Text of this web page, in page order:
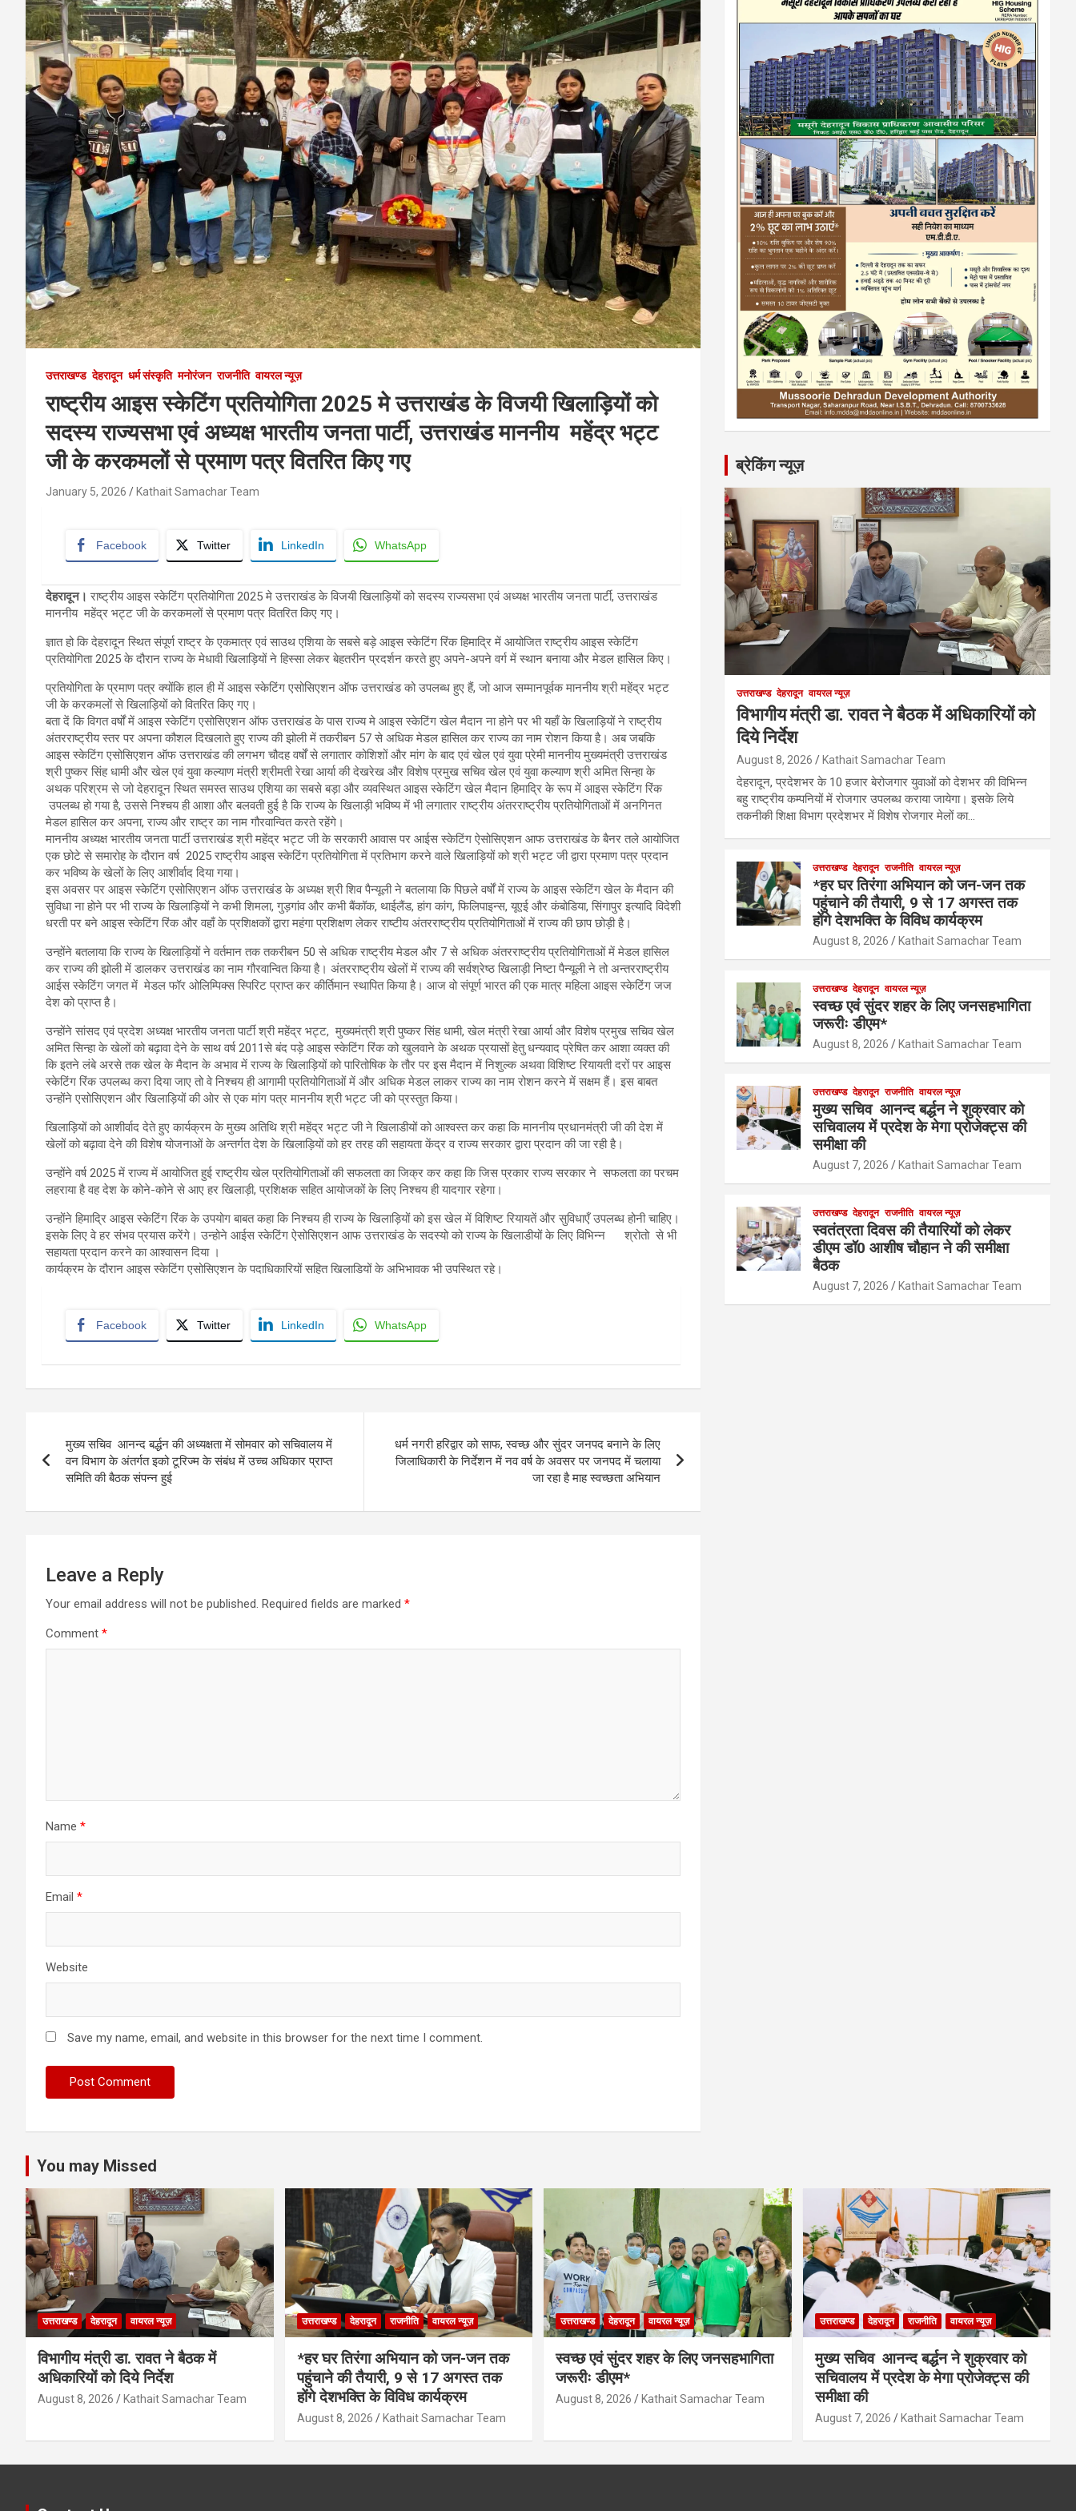
उत्तराखण्ड देहरादून धर्म संस्कृति मनोरंजन राजनीति वायरल न्यूज़
राष्ट्रीय आइस स्केटिंग प्रतियोगिता 2025 मे उत्तराखंड के विजयी खिलाड़ियों को
सदस्य राज्यसभा एवं अध्यक्ष भारतीय जनता पार्टी, उत्तराखंड माननीय महेंद्र भट्ट
जी के करकमलों से प्रमाण पत्र वितरित किए गए
January 5, 2026 Kathait Samachar Team
Facebook Twitter LinkedIn WhatsApp
देहरादून। राष्ट्रीय आइस स्केटिंग प्रतियोगिता 2025 मे उत्तराखंड के विजयी खिलाड़ियों को सदस्य राज्यसभा एवं अध्यक्ष भारतीय जनता पार्टी, उत्तराखंड
माननीय महेंद्र भट्ट जी के करकमलों से प्रमाण पत्र वितरित किए गए।
ज्ञात हो कि देहरादून स्थित संपूर्ण राष्ट्र के एकमात्र एवं साउथ एशिया के सबसे बड़े आइस स्केटिंग रिंक हिमाद्रि में आयोजित राष्ट्रीय आइस स्केटिंग
प्रतियोगिता 2025 के दौरान राज्य के मेधावी खिलाड़ियों ने हिस्सा लेकर बेहतरीन प्रदर्शन करते हुए अपने-अपने वर्ग में स्थान बनाया और मेडल हासिल किए।
प्रतियोगिता के प्रमाण पत्र क्योंकि हाल ही में आइस स्केटिंग एसोसिएशन ऑफ उत्तराखंड को उपलब्ध हुए हैं, जो आज सम्मानपूर्वक माननीय श्री महेंद्र भट्ट
जी के करकमलों से खिलाड़ियों को वितरित किए गए।
बता दें कि विगत वर्षों में आइस स्केटिंग एसोसिएशन ऑफ उत्तराखंड के पास राज्य मे आइस स्केटिंग खेल मैदान ना होने पर भी यहाँ के खिलाड़ियों ने राष्ट्रीय
अंतरराष्ट्रीय स्तर पर अपना कौशल दिखलाते हुए राज्य की झोली में तकरीबन 57 से अधिक मेडल हासिल कर राज्य का नाम रोशन किया है। अब जबकि
आइस स्केटिंग एसोसिएशन ऑफ उत्तराखंड की लगभग चौदह वर्षों से लगातार कोशिशों और मांग के बाद एवं खेल एवं युवा प्रेमी माननीय मुख्यमंत्री उत्तराखंड
श्री पुष्कर सिंह धामी और खेल एवं युवा कल्याण मंत्री श्रीमती रेखा आर्या की देखरेख और विशेष प्रमुख सचिव खेल एवं युवा कल्याण श्री अमित सिन्हा के
अथक परिश्रम से जो देहरादून स्थित समस्त साउथ एशिया का सबसे बड़ा और व्यवस्थित आइस स्केटिंग खेल मैदान हिमाद्रि के रूप में आइस स्केटिंग रिंक
उपलब्ध हो गया है, उससे निश्चय ही आशा और बलवती हुई है कि राज्य के खिलाड़ी भविष्य में भी लगातार राष्ट्रीय अंतरराष्ट्रीय प्रतियोगिताओं में अनगिनत
मेडल हासिल कर अपना, राज्य और राष्ट्र का नाम गौरवान्वित करते रहेंगे।
माननीय अध्यक्ष भारतीय जनता पार्टी उत्तराखंड श्री महेंद्र भट्ट जी के सरकारी आवास पर आईस स्केटिंग ऐसोसिएशन आफ उत्तराखंड के बैनर तले आयोजित
एक छोटे से समारोह के दौरान वर्ष 2025 राष्ट्रीय आइस स्केटिंग प्रतियोगिता में प्रतिभाग करने वाले खिलाड़ियों को श्री भट्ट जी द्वारा प्रमाण पत्र प्रदान
कर भविष्य के खेलों के लिए आशीर्वाद दिया गया।
इस अवसर पर आइस स्केटिंग एसोसिएशन ऑफ उत्तराखंड के अध्यक्ष श्री शिव पैन्यूली ने बतलाया कि पिछले वर्षों में राज्य के आइस स्केटिंग खेल के मैदान की
सुविधा ना होने पर भी राज्य के खिलाड़ियों ने कभी शिमला, गुड़गांव और कभी बैंकॉक, थाईलैंड, हांग कांग, फिलिपाइन्स, यूएई और कंबोडिया, सिंगापुर इत्यादि विदेशी
धरती पर बने आइस स्केटिंग रिंक और वहाँ के प्रशिक्षकों द्वारा महंगा प्रशिक्षण लेकर राष्टीय अंतरराष्ट्रीय प्रतियोगिताओं में राज्य की छाप छोड़ी है।
उन्होंने बतलाया कि राज्य के खिलाड़ियों ने वर्तमान तक तकरीबन 50 से अधिक राष्ट्रीय मेडल और 7 से अधिक अंतरराष्ट्रीय प्रतियोगिताओं में मेडल हासिल
कर राज्य की झोली में डालकर उत्तराखंड का नाम गौरवान्वित किया है। अंतरराष्ट्रीय खेलों में राज्य की सर्वश्रेष्ठ खिलाड़ी निष्टा पैन्यूली ने तो अन्तरराष्ट्रीय
आईस स्केटिंग जगत में मेडल फॉर ओलिम्पिक्स स्पिरिट प्राप्त कर कीर्तिमान स्थापित किया है। आज वो संपूर्ण भारत की एक मात्र महिला आइस स्केटिंग जज
देश को प्राप्त है।
उन्होंने सांसद एवं प्रदेश अध्यक्ष भारतीय जनता पार्टी श्री महेंद्र भट्ट, मुख्यमंत्री श्री पुष्कर सिंह धामी, खेल मंत्री रेखा आर्या और विशेष प्रमुख सचिव खेल
अमित सिन्हा के खेलों को बढ़ावा देने के साथ वर्ष 2011से बंद पड़े आइस स्केटिंग रिंक को खुलवाने के अथक प्रयासों हेतु धन्यवाद प्रेषित कर आशा व्यक्त की
कि इतने लंबे अरसे तक खेल के मैदान के अभाव में राज्य के खिलाड़ियों को पारितोषिक के तौर पर इस मैदान में निशुल्क अथवा विशिष्ट रियायती दरों पर आइस
स्केटिंग रिंक उपलब्ध करा दिया जाए तो वे निश्चय ही आगामी प्रतियोगिताओं में और अधिक मेडल लाकर राज्य का नाम रोशन करने में सक्षम हैं। इस बाबत
उन्होंने एसोसिएशन और खिलाड़ियों की ओर से एक मांग पत्र माननीय श्री भट्ट जी को प्रस्तुत किया।
खिलाड़ियों को आशीर्वाद देते हुए कार्यक्रम के मुख्य अतिथि श्री महेंद्र भट्ट जी ने खिलाडीयों को आश्वस्त कर कहा कि माननीय प्रधानमंत्री जी की देश में
खेलों को बढ़ावा देने की विशेष योजनाओं के अन्तर्गत देश के खिलाड़ियों को हर तरह की सहायता केंद्र व राज्य सरकार द्वारा प्रदान की जा रही है।
उन्होंने वर्ष 2025 में राज्य में आयोजित हुई राष्ट्रीय खेल प्रतियोगिताओं की सफलता का जिक्र कर कहा कि जिस प्रकार राज्य सरकार ने सफलता का परचम
लहराया है वह देश के कोने-कोने से आए हर खिलाड़ी, प्रशिक्षक सहित आयोजकों के लिए निश्चय ही यादगार रहेगा।
उन्होंने हिमाद्रि आइस स्केटिंग रिंक के उपयोग बाबत कहा कि निश्चय ही राज्य के खिलाड़ियों को इस खेल में विशिष्ट रियायतें और सुविधाएँ उपलब्ध होनी चाहिए।
इसके लिए वे हर संभव प्रयास करेंगे। उन्होने आईस स्केटिंग ऐसोसिएशन आफ उत्तराखंड के सदस्यो को राज्य के खिलाडीयों के लिए विभिन्न श्रोतो से भी
सहायता प्रदान करने का आश्वासन दिया ।
कार्यक्रम के दौरान आइस स्केटिंग एसोसिएशन के पदाधिकारियों सहित खिलाडियों के अभिभावक भी उपस्थित रहे।
Facebook Twitter LinkedIn WhatsApp
navigation
मुख्य सचिव आनन्द बर्द्धन की अध्यक्षता में सोमवार को सचिवालय में
वन विभाग के अंतर्गत इको टूरिज्म के संबंध में उच्च अधिकार प्राप्त
समिति की बैठक संपन्न हुई
धर्म नगरी हरिद्वार को साफ, स्वच्छ और सुंदर जनपद बनाने के लिए
जिलाधिकारी के निर्देशन में नव वर्ष के अवसर पर जनपद में चलाया
जा रहा है माह स्वच्छता अभियान
Leave a Reply
Your email address will not be published. Required fields are marked *
Comment *
Name *
Email *
Website
Save my name, email, and website in this browser for the next time I comment.
ब्रेकिंग न्यूज़
उत्तराखण्ड देहरादून वायरल न्यूज़
विभागीय मंत्री डा. रावत ने बैठक में अधिकारियों को
दिये निर्देश
August 8, 2026 Kathait Samachar Team
देहरादून, प्रदेशभर के 10 हजार बेरोजगार युवाओं को देशभर की विभिन्न
बहु राष्ट्रीय कम्पनियों में रोजगार उपलब्ध कराया जायेगा। इसके लिये
तकनीकी शिक्षा विभाग प्रदेशभर में विशेष रोजगार मेलों का…
उत्तराखण्ड देहरादून राजनीति वायरल न्यूज़
*हर घर तिरंगा अभियान को जन-जन तक
पहुंचाने की तैयारी, 9 से 17 अगस्त तक
होंगे देशभक्ति के विविध कार्यक्रम
August 8, 2026 Kathait Samachar Team
उत्तराखण्ड देहरादून वायरल न्यूज़
स्वच्छ एवं सुंदर शहर के लिए जनसहभागिता
जरूरीः डीएम*
August 8, 2026 Kathait Samachar Team
उत्तराखण्ड देहरादून राजनीति वायरल न्यूज़
मुख्य सचिव आनन्द बर्द्धन ने शुक्रवार को
सचिवालय में प्रदेश के मेगा प्रोजेक्ट्स की
समीक्षा की
August 7, 2026 Kathait Samachar Team
उत्तराखण्ड देहरादून राजनीति वायरल न्यूज़
स्वतंत्रता दिवस की तैयारियों को लेकर
डीएम डॉ0 आशीष चौहान ने की समीक्षा
बैठक
August 7, 2026 Kathait Samachar Team
You may Missed
उत्तराखण्ड देहरादून वायरल न्यूज़
विभागीय मंत्री डा. रावत ने बैठक में
अधिकारियों को दिये निर्देश
August 8, 2026 Kathait Samachar Team
उत्तराखण्ड देहरादून राजनीति वायरल न्यूज़
*हर घर तिरंगा अभियान को जन-जन तक
पहुंचाने की तैयारी, 9 से 17 अगस्त तक
होंगे देशभक्ति के विविध कार्यक्रम
August 8, 2026 Kathait Samachar Team
उत्तराखण्ड देहरादून वायरल न्यूज़
स्वच्छ एवं सुंदर शहर के लिए जनसहभागिता
जरूरीः डीएम*
August 8, 2026 Kathait Samachar Team
उत्तराखण्ड देहरादून राजनीति वायरल न्यूज़
मुख्य सचिव आनन्द बर्द्धन ने शुक्रवार को
सचिवालय में प्रदेश के मेगा प्रोजेक्ट्स की
समीक्षा की
August 7, 2026 Kathait Samachar Team